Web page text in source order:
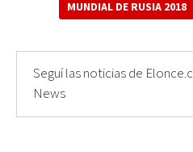
MUNDIAL DE RUSIA 2018
Seguí las noticias de
News